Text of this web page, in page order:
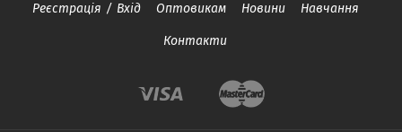
Реєстрація / Вхід Оптовикам Новини Навчання
Контакти